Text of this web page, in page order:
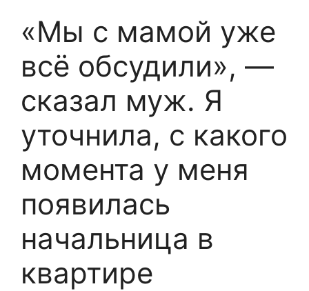
«Мы с мамой уже
всё обсудили», —
сказал муж. Я
уточнила, с какого
момента у меня
появилась
начальница в
квартире